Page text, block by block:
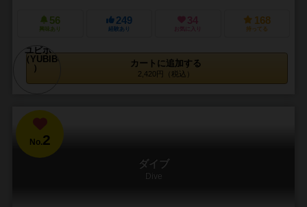
56
興味あり
249
経験あり
34
お気に入り
168
持ってる
カートに追加する
2,420円（税込）
No.2
ダイブ
Dive